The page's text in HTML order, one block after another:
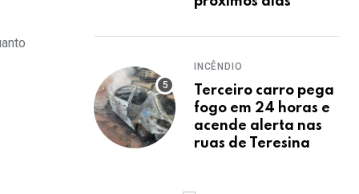
INCÊNDIO
Terceiro carro pega
fogo em 24 horas e
acende alerta nas
ruas de Teresina